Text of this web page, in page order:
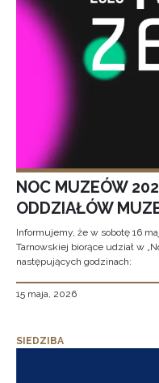
NOC MUZEÓW
ODDZIAŁÓW
Informujemy, że w sobotę 16
Tarnowskiej biorące udział w
następujących godzinach:
15 maja, 2026
SIEDZIBA